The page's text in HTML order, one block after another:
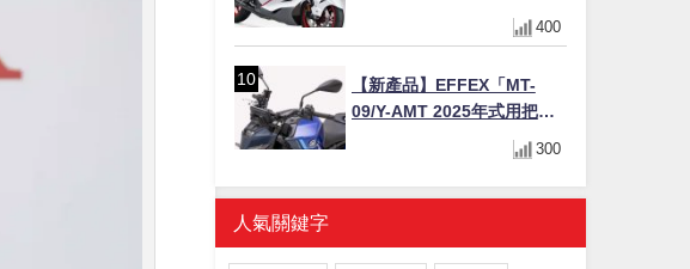
Special Edition 特仕版，全
新珍珠白塗裝與專屬配備登
400
【新產品】EFFEX「MT-
09/Y-AMT 2025年式用把手
Easy Fit Bar Plus」！高
7mm後移16mm直上×三色×
免換線組
300
人氣關鍵字